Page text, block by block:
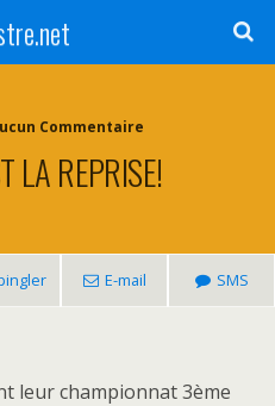
Commentaire
LA REPRISE!
E-mail SMS
leur championnat 3ème